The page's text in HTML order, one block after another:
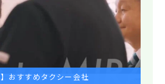
】おすすめタクシー会社